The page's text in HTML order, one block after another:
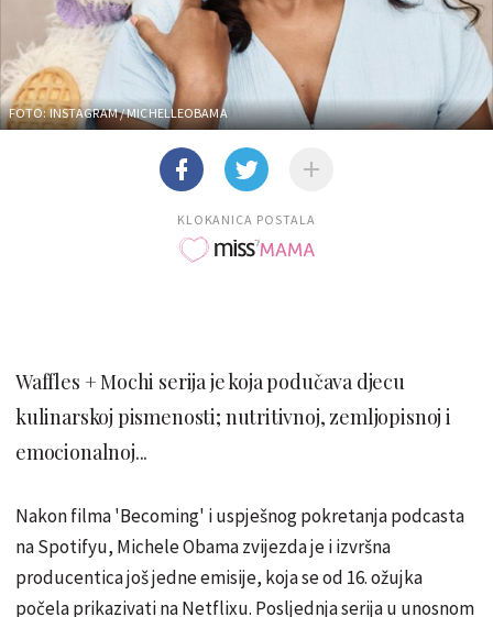
FOTO: INSTAGRAM / MICHELLEOBAMA
KLOKANICA POSTALA
Waffles + Mochi serija je koja podučava djecu
kulinarskoj pismenosti; nutritivnoj, zemljopisnoj i
emocionalnoj...
Nakon filma 'Becoming' i uspješnog pokretanja podcasta
na Spotifyu, Michele Obama zvijezda je i izvršna
producentica još jedne emisije, koja se od 16. ožujka
počela prikazivati na Netflixu. Posljednja serija u unosnom